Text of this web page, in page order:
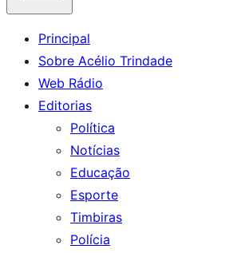
Principal
Sobre Acélio Trindade
Web Rádio
Editorias
Política
Notícias
Educação
Esporte
Timbiras
Polícia